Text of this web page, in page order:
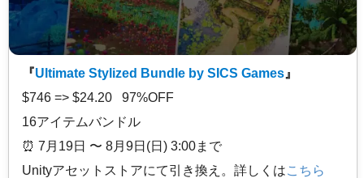
『Ultimate Stylized Bundle by SICS Games 』
$746 => $24.20 97%OFF
16アイテムバンドル
⏰️ 7月19日 〜 8月9日(日) 3:00まで
Unityアセットストアにて引き換え。詳しくはこちら